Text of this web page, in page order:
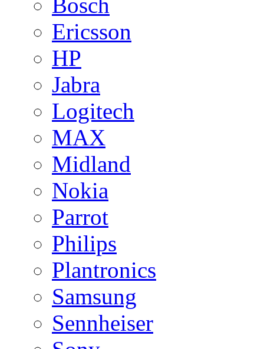
Ericsson
HP
Jabra
Logitech
MAX
Midland
Nokia
Parrot
Philips
Plantronics
Samsung
Sennheiser